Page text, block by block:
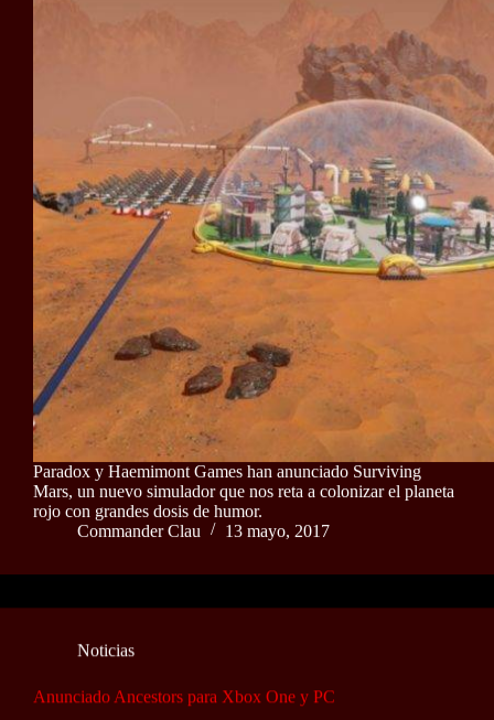
Paradox y Haemimont Games han anunciado Surviving
Mars, un nuevo simulador que nos reta a colonizar el planeta
rojo con grandes dosis de humor.
Commander Clau
13 mayo, 2017
Noticias
Anunciado Ancestors para Xbox One y PC